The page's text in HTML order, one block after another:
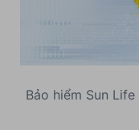
Bảo hiểm Sun